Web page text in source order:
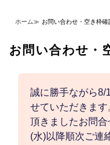
ホーム≫ お問い合わせ・空き枠確
お問い合わせ・
誠に勝手ながら8/
せていただきます
頂きましたお問
(水)以降順次ご連